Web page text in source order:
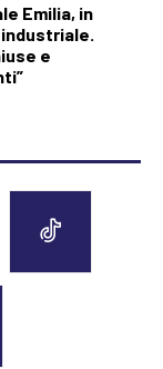
Emilia, in
e